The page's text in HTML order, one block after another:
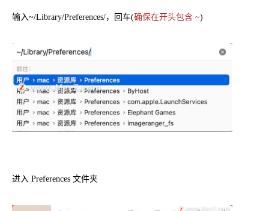
输入~/Library/Preferences/，回车(确保在开头包含 ~)
进入 Preferences 文件夹